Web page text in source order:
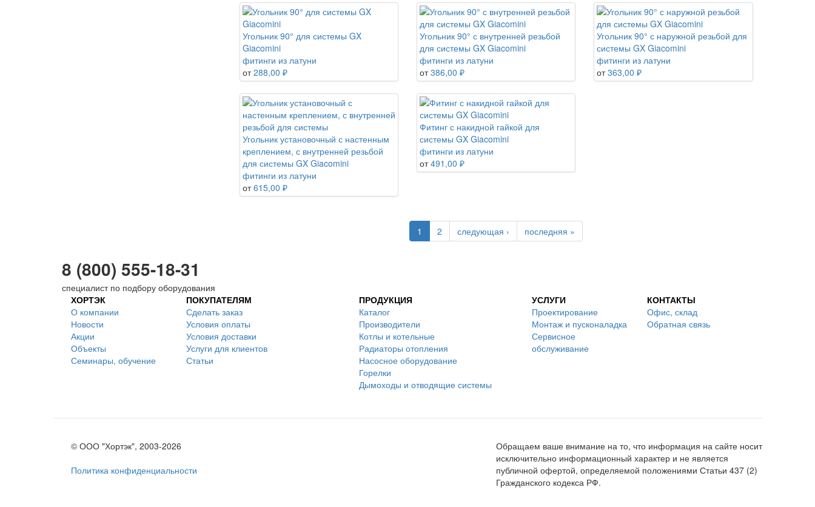
Угольник 90° для системы GX
Giacomini
фитинги из латуни
от 288,00 ₽
Угольник 90° с внутренней резьбой
для системы GX Giacomini
фитинги из латуни
от 386,00 ₽
Угольник 90° с наружной резьбой для
системы GX Giacomini
фитинги из латуни
от 363,00 ₽
Угольник установочный с настенным
креплением, с внутренней резьбой
для системы GX Giacomini
фитинги из латуни
от 615,00 ₽
Фитинг с накидной гайкой для
системы GX Giacomini
фитинги из латуни
от 491,00 ₽
1 2 следующая › последняя »
8 (800) 555-18-31
специалист по подбору оборудования
ХОРТЭК
О компании
Новости
Акции
Объекты
Семинары, обучение
ПОКУПАТЕЛЯМ
Сделать заказ
Условия оплаты
Условия доставки
Услуги для клиентов
Статьи
ПРОДУКЦИЯ
Каталог
Производители
Котлы и котельные
Радиаторы отопления
Насосное оборудование
Горелки
Дымоходы и отводящие системы
УСЛУГИ
Проектирование
Монтаж и пусконаладка
Сервисное
обслуживание
КОНТАКТЫ
Офис, склад
Обратная связь
© ООО "Хортэк", 2003-2026
Политика конфиденциальности
Обращаем ваше внимание на то, что информация на сайте носит
исключительно информационный характер и не является
публичной офертой, определяемой положениями Статьи 437 (2)
Гражданского кодекса РФ.